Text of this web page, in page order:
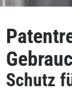
Schutz